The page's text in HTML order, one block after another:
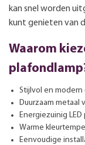
kan snel worden
kunt genieten van
Waarom
Stijlvol en modern
Duurzaam metaal
Energiezuinig
Warme
Eenvoudige